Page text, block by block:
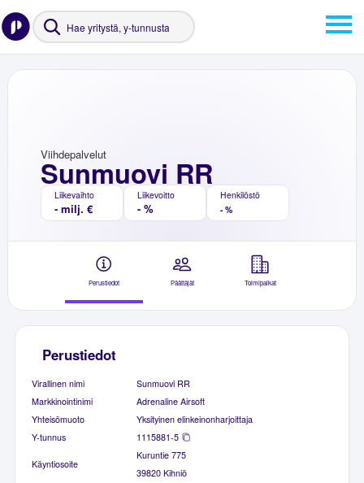
Sunmuovi RR
Viihdepalvelut
Liikevaihto
- milj. €
Liikevoitto
- %
Henkilöstö
- %
Perustiedot Päättäjät Toimipaikat
Perustiedot
Virallinen nimi
Sunmuovi RR
Markkinointinimi
Adrenaline Airsoft
Yhteisömuoto
Yksityinen elinkeinonharjoittaja
Y-tunnus
1115881-5
Käyntiosoite
Kuruntie 775
39820 Kihniö